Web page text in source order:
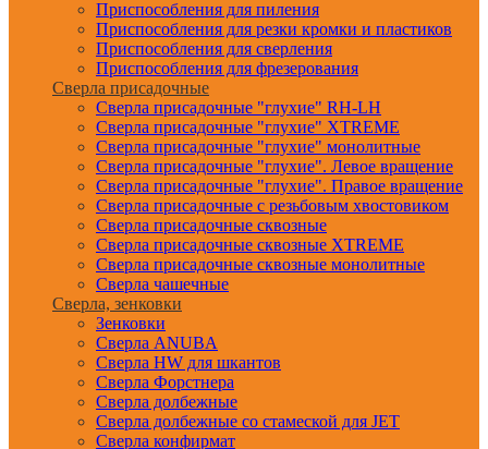
Приспособления для пиления
Приспособления для резки кромки и пластиков
Приспособления для сверления
Приспособления для фрезерования
Сверла присадочные
Сверла присадочные "глухие" RH-LH
Сверла присадочные "глухие" XTREME
Сверла присадочные "глухие" монолитные
Сверла присадочные "глухие". Левое вращение
Сверла присадочные "глухие". Правое вращение
Сверла присадочные с резьбовым хвостовиком
Сверла присадочные сквозные
Сверла присадочные сквозные XTREME
Сверла присадочные сквозные монолитные
Сверла чашечные
Сверла, зенковки
Зенковки
Сверла ANUBA
Сверла HW для шкантов
Сверла Форстнера
Сверла долбежные
Сверла долбежные со стамеской для JET
Сверла конфирмат